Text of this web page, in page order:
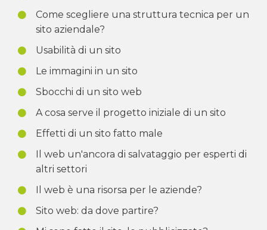
Come scegliere una struttura tecnica per un
sito aziendale?
Usabilità di un sito
Le immagini in un sito
Sbocchi di un sito web
A cosa serve il progetto iniziale di un sito
Effetti di un sito fatto male
Il web un'ancora di salvataggio per esperti di
altri settori
Il web è una risorsa per le aziende?
Sito web: da dove partire?